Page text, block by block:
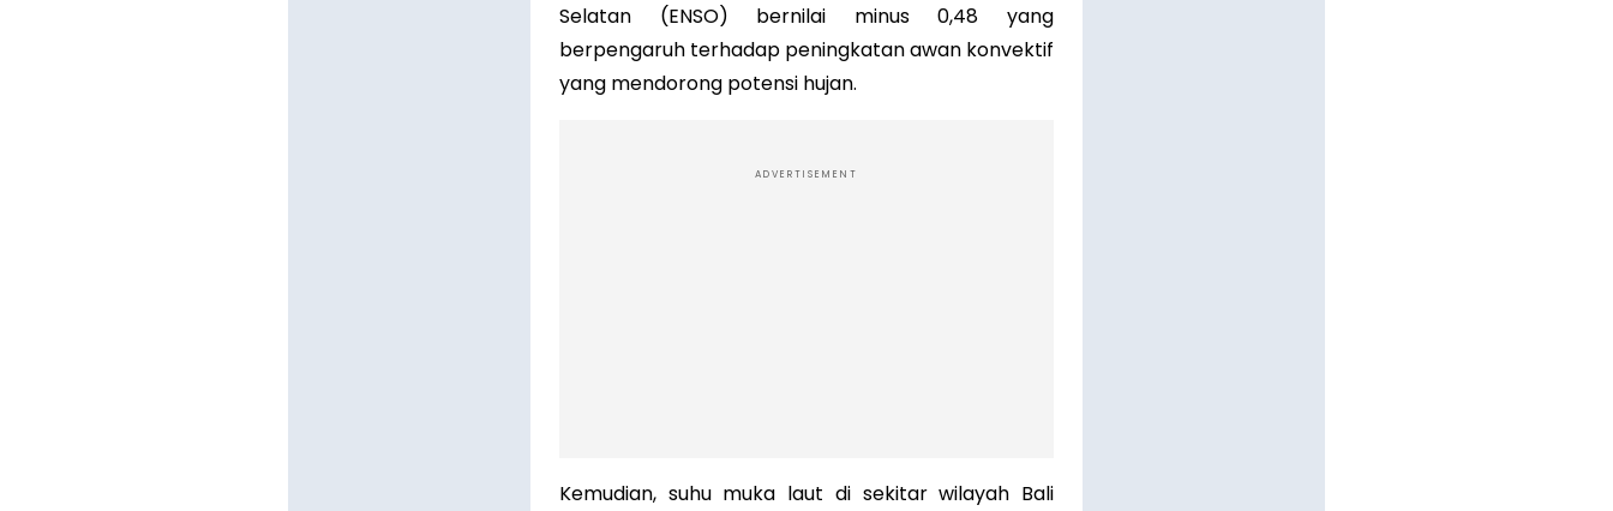
Selatan (ENSO) bernilai minus 0,48 yang
berpengaruh terhadap peningkatan awan konvektif
yang mendorong potensi hujan.
ADVERTISEMENT
Kemudian, suhu muka laut di sekitar wilayah Bali